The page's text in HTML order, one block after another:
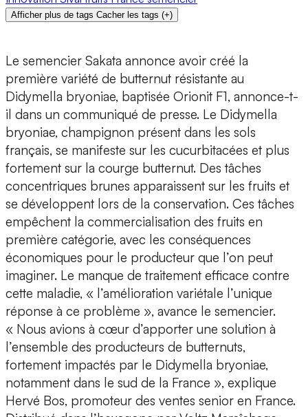
Afficher plus de tags Cacher les tags (+)
Le semencier Sakata annonce avoir créé la
première variété de butternut résistante au
Didymella bryoniae, baptisée Orionit F1, annonce-t-
il dans un communiqué de presse. Le Didymella
bryoniae, champignon présent dans les sols
français, se manifeste sur les cucurbitacées et plus
fortement sur la courge butternut. Des tâches
concentriques brunes apparaissent sur les fruits et
se développent lors de la conservation. Ces tâches
empêchent la commercialisation des fruits en
première catégorie, avec les conséquences
économiques pour le producteur que l’on peut
imaginer. Le manque de traitement efficace contre
cette maladie, « l’amélioration variétale l’unique
réponse à ce problème », avance le semencier.
« Nous avions à cœur d’apporter une solution à
l’ensemble des producteurs de butternuts,
fortement impactés par le Didymella bryoniae,
notamment dans le sud de la France », explique
Hervé Bos, promoteur des ventes senior en France.